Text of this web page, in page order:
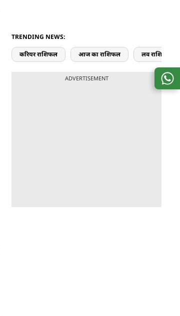
TRENDING NEWS:
करियर राशिफल आज का राशिफल लव राशिफल
ADVERTISEMENT